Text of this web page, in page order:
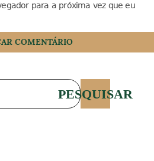
para a próxima vez que eu
PESQUISAR